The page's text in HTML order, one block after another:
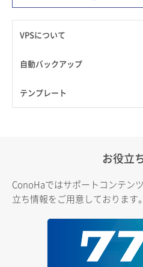
VPSについて
自動バックアップ
テンプレート
お役立
ConoHaではサポートコンテン
立ち情報をご用意しております